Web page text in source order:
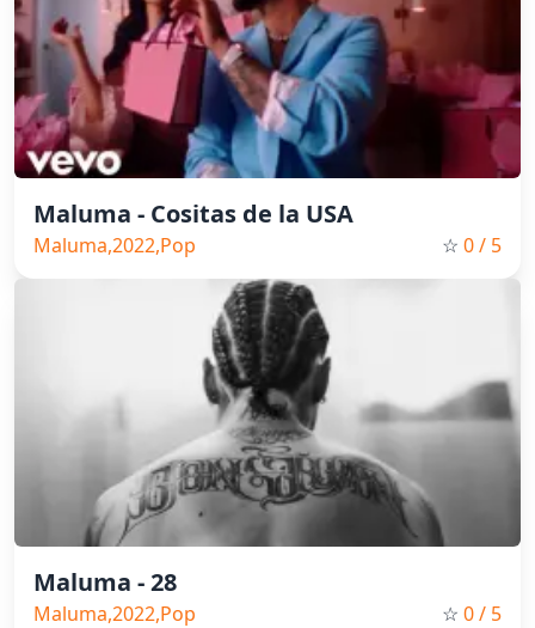
Maluma - Cositas de la USA
Maluma,2022,Pop ☆ 0/ 5
Maluma - 28
Maluma,2022,Pop ☆ 0/ 5